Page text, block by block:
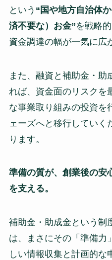
という “国や地方自治体
済不要な）お金”を戦略
資金調達の幅が一気に広
また、融資と補助金・助
れば、資金面のリスクを
な事業取り組みの投資を
ェーズへと移行していく
ります。
準備の質が、創業後の安
を支える。
補助金・助成金という制
は、まさにその「準備力
しい情報収集と計画的な